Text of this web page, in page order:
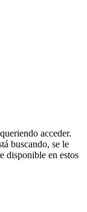
acceder.
buscando, se le
disponible en estos